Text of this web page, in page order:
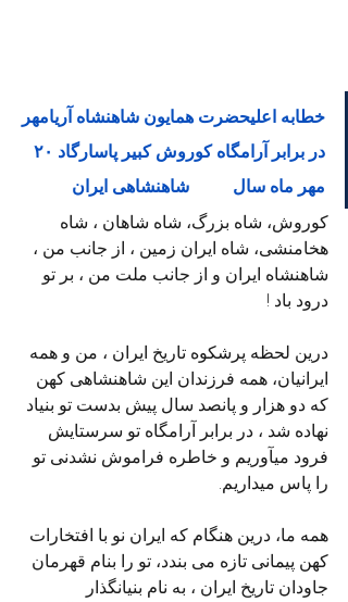
خطابه اعلیحضرت همایون شاهنشاه آریامهر
مهر ماه سال شاهنشاهی ایران
کوروش، شاه بزرگ، شاه شاهان ، شاه
هخامنشی، شاه ایران زمین ، از جانب من ،
شاهنشاه ایران و از جانب ملت من ، بر تو
درود باد !
درین لحظه پرشکوه تاریخ ایران ، من و همه
ایرانیان، همه فرزندان این شاهنشاهی کهن
که دو هزار و پانصد سال پیش بدست تو بنیاد
نهاده شد ، در برابر آرامگاه تو سرستایش
فرود میآوریم و خاطره فراموش نشدنی تو
را پاس میداریم.
همه ما، درین هنگام که ایران نو با افتخارات
کهن پیمانی تازه می بندد، تو را بنام قهرمان
جاودان تاریخ ایران ، به نام بنیانگذار